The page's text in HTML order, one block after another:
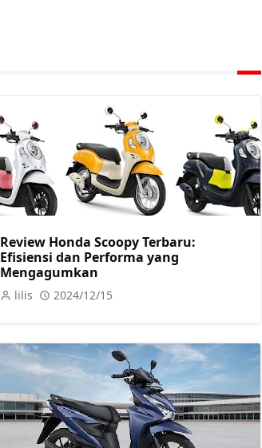
Review Honda Scoopy Terbaru:
Efisiensi dan Performa yang
Mengagumkan
lilis 2024/12/15